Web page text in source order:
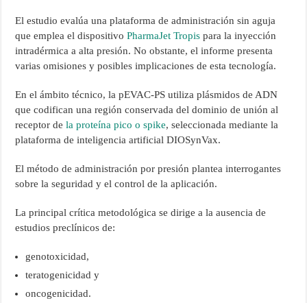
El estudio evalúa una plataforma de administración sin aguja
que emplea el dispositivoPharmaJet Tropis para la inyección
intradérmica a alta presión. No obstante, el informe presenta
varias omisiones y posibles implicaciones de esta tecnología.
En el ámbito técnico, la pEVAC-PS utiliza plásmidos de ADN
que codifican una región conservada del dominio de unión al
receptor dela proteína pico o spike, seleccionada mediante la
plataforma de inteligencia artificial DIOSynVax.
El método de administración por presión plantea interrogantes
sobre la seguridad y el control de la aplicación.
La principal crítica metodológica se dirige a la ausencia de
estudios preclínicos de:
genotoxicidad,
teratogenicidad y
oncogenicidad.